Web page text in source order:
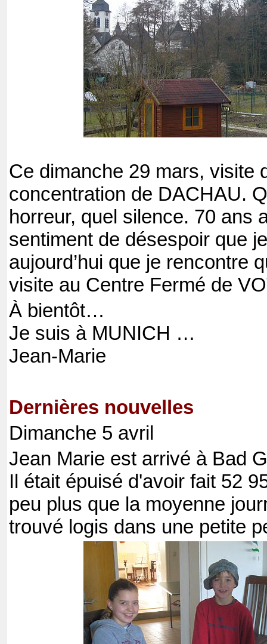
Ce dimanche 29 mars, visite
concentration de DACHAU.
horreur, quel silence. 70 ans
sentiment de désespoir que
aujourd’hui que je rencontre
visite au Centre Fermé de
À bientôt…
Je suis à MUNICH …
Jean-Marie
Dernières nouvelles
Dimanche 5 avril
Jean Marie est arrivé à Bad
Il était épuisé d'avoir fait 52
peu plus que la moyenne
trouvé logis dans une petite